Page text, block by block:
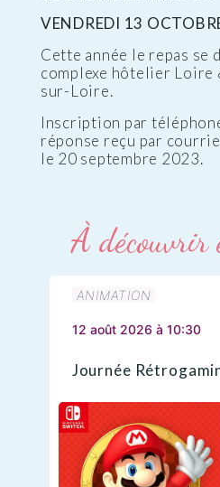
VENDREDI 13
Cette année le repas se
complexe hôtelier Loire
sur-Loire.
Inscription par
réponse reçu par
le 20 septembre 2023.
À découvrir
ANIMATION
12 août 2026 à 10:30
Journée